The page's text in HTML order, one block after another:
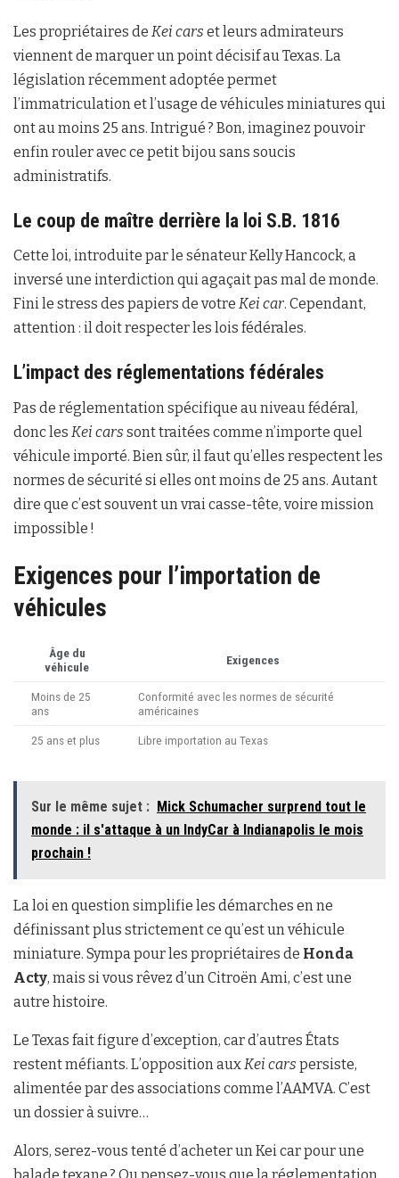
Les propriétaires de Kei cars et leurs admirateurs
viennent de marquer un point décisif au Texas. La
législation récemment adoptée permet
l’immatriculation et l’usage de véhicules miniatures qui
ont au moins 25 ans. Intrigué ? Bon, imaginez pouvoir
enfin rouler avec ce petit bijou sans soucis
administratifs.
Le coup de maître derrière la loi S.B. 1816
Cette loi, introduite par le sénateur Kelly Hancock, a
inversé une interdiction qui agaçait pas mal de monde.
Fini le stress des papiers de votre Kei car. Cependant,
attention : il doit respecter les lois fédérales.
L’impact des réglementations fédérales
Pas de réglementation spécifique au niveau fédéral,
donc les Kei cars sont traitées comme n’importe quel
véhicule importé. Bien sûr, il faut qu’elles respectent les
normes de sécurité si elles ont moins de 25 ans. Autant
dire que c’est souvent un vrai casse-tête, voire mission
impossible !
Exigences pour l’importation de
véhicules
Âge du
véhicule
Exigences
Moins de 25
ans
Conformité avec les normes de sécurité
américaines
25 ans et plus Libre importation au Texas
Sur le même sujet : Mick Schumacher surprend tout le
monde : il s'attaque à un IndyCar à Indianapolis le mois
prochain !
La loi en question simplifie les démarches en ne
définissant plus strictement ce qu’est un véhicule
miniature. Sympa pour les propriétaires de Honda
Acty, mais si vous rêvez d’un Citroën Ami, c’est une
autre histoire.
Le Texas fait figure d’exception, car d’autres États
restent méfiants. L’opposition auxKei cars persiste,
alimentée par des associations comme l’AAMVA. C’est
un dossier à suivre…
Alors, serez-vous tenté d’acheter un Kei car pour une